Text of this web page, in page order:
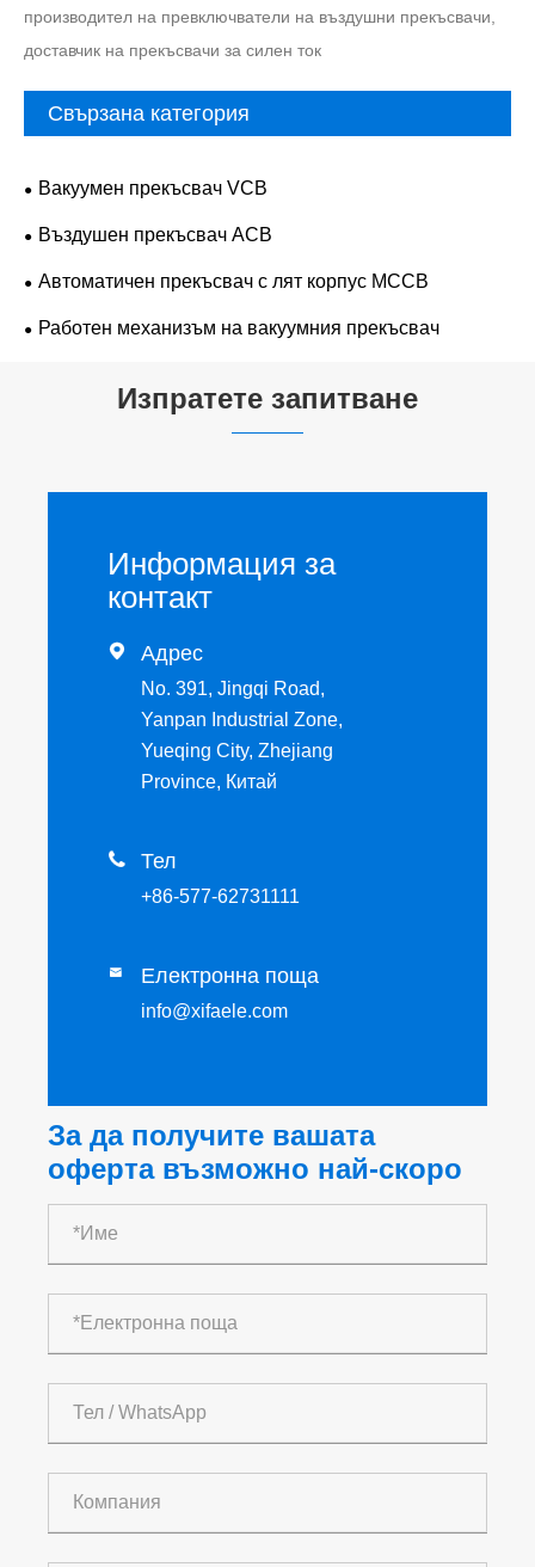
производител на превключватели на въздушни прекъсвачи,
доставчик на прекъсвачи за силен ток
Свързана категория
Вакуумен прекъсвач VCB
Въздушен прекъсвач ACB
Автоматичен прекъсвач с лят корпус MCCB
Работен механизъм на вакуумния прекъсвач
Изпратете запитване
Информация за
контакт
 Адрес
No. 391, Jingqi Road,
Yanpan Industrial Zone,
Yueqing City, Zhejiang
Province, Китай
 Тел
+86-577-62731111
 Електронна поща
info@xifaele.com
За да получите вашата
оферта възможно най-скоро